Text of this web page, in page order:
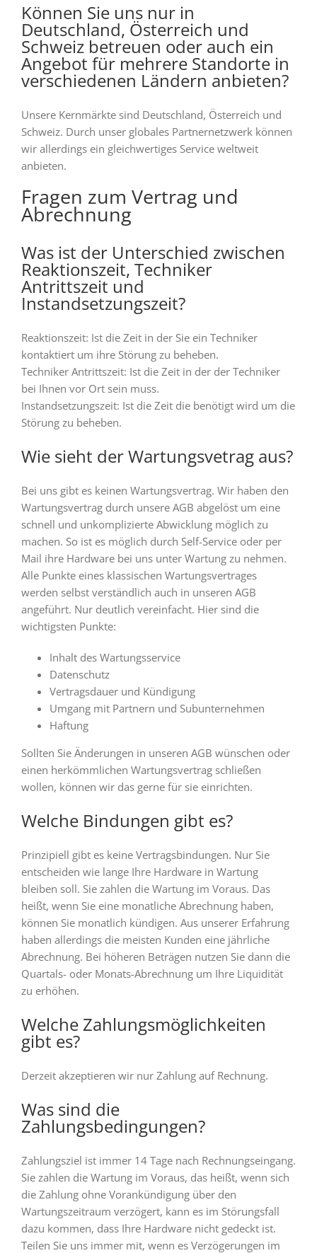
Können Sie uns nur in
Deutschland, Österreich und
Schweiz betreuen oder auch ein
Angebot für mehrere Standorte in
verschiedenen Ländern anbieten?
Unsere Kernmärkte sind Deutschland, Österreich und
Schweiz. Durch unser globales Partnernetzwerk können
wir allerdings ein gleichwertiges Service weltweit
anbieten.
Fragen zum Vertrag und
Abrechnung
Was ist der Unterschied zwischen
Reaktionszeit, Techniker
Antrittszeit und
Instandsetzungszeit?
Reaktionszeit: Ist die Zeit in der Sie ein Techniker
kontaktiert um ihre Störung zu beheben.
Techniker Antrittszeit: Ist die Zeit in der der Techniker
bei Ihnen vor Ort sein muss.
Instandsetzungszeit: Ist die Zeit die benötigt wird um die
Störung zu beheben.
Wie sieht der Wartungsvetrag aus?
Bei uns gibt es keinen Wartungsvertrag. Wir haben den
Wartungsvertrag durch unsere AGB abgelöst um eine
schnell und unkomplizierte Abwicklung möglich zu
machen. So ist es möglich durch Self-Service oder per
Mail ihre Hardware bei uns unter Wartung zu nehmen.
Alle Punkte eines klassischen Wartungsvertrages
werden selbst verständlich auch in unseren AGB
angeführt. Nur deutlich vereinfacht. Hier sind die
wichtigsten Punkte:
Inhalt des Wartungsservice
Datenschutz
Vertragsdauer und Kündigung
Umgang mit Partnern und Subunternehmen
Haftung
Sollten Sie Änderungen in unseren AGB wünschen oder
einen herkömmlichen Wartungsvertrag schließen
wollen, können wir das gerne für sie einrichten.
Welche Bindungen gibt es?
Prinzipiell gibt es keine Vertragsbindungen. Nur Sie
entscheiden wie lange Ihre Hardware in Wartung
bleiben soll. Sie zahlen die Wartung im Voraus. Das
heißt, wenn Sie eine monatliche Abrechnung haben,
können Sie monatlich kündigen. Aus unserer Erfahrung
haben allerdings die meisten Kunden eine jährliche
Abrechnung. Bei höheren Beträgen nutzen Sie dann die
Quartals- oder Monats-Abrechnung um Ihre Liquidität
zu erhöhen.
Welche Zahlungsmöglichkeiten
gibt es?
Derzeit akzeptieren wir nur Zahlung auf Rechnung.
Was sind die
Zahlungsbedingungen?
Zahlungsziel ist immer 14 Tage nach Rechnungseingang.
Sie zahlen die Wartung im Voraus, das heißt, wenn sich
die Zahlung ohne Vorankündigung über den
Wartungszeitraum verzögert, kann es im Störungsfall
dazu kommen, dass Ihre Hardware nicht gedeckt ist.
Teilen Sie uns immer mit, wenn es Verzögerungen im